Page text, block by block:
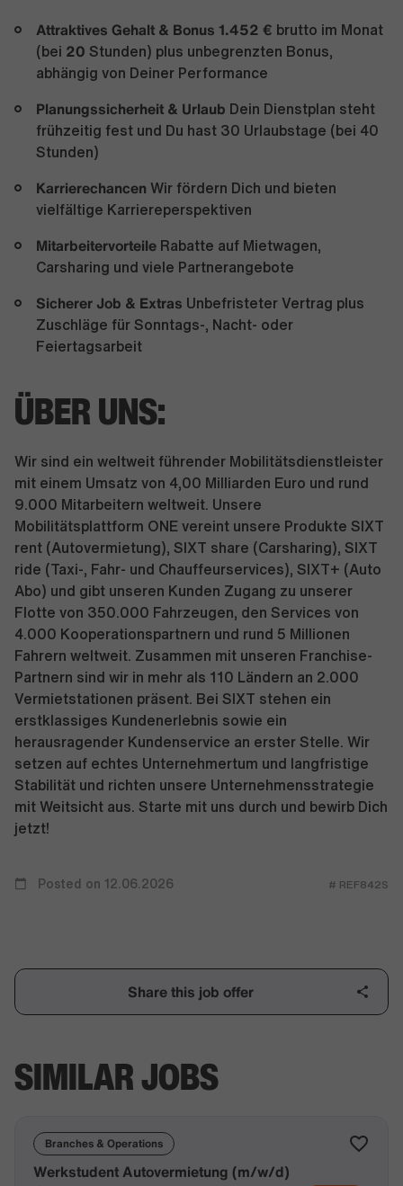
Attraktives Gehalt & Bonus 1.452 € brutto im Monat
(bei 20 Stunden) plus unbegrenzten Bonus,
abhängig von Deiner Performance
Planungssicherheit & Urlaub Dein Dienstplan steht
frühzeitig fest und Du hast 30 Urlaubstage (bei 40
Stunden)
Karrierechancen Wir fördern Dich und bieten
vielfältige Karriereperspektiven
Mitarbeitervorteile Rabatte auf Mietwagen,
Carsharing und viele Partnerangebote
Sicherer Job & Extras Unbefristeter Vertrag plus
Zuschläge für Sonntags-, Nacht- oder
Feiertagsarbeit
ÜBER UNS:
Wir sind ein weltweit führender Mobilitätsdienstleister
mit einem Umsatz von 4,00 Milliarden Euro und rund
9.000 Mitarbeitern weltweit. Unsere
Mobilitätsplattform ONE vereint unsere Produkte SIXT
rent (Autovermietung), SIXT share (Carsharing), SIXT
ride (Taxi-, Fahr- und Chauffeurservices), SIXT+ (Auto
Abo) und gibt unseren Kunden Zugang zu unserer
Flotte von 350.000 Fahrzeugen, den Services von
4.000 Kooperationspartnern und rund 5 Millionen
Fahrern weltweit. Zusammen mit unseren Franchise-
Partnern sind wir in mehr als 110 Ländern an 2.000
Vermietstationen präsent. Bei SIXT stehen ein
erstklassiges Kundenerlebnis sowie ein
herausragender Kundenservice an erster Stelle. Wir
setzen auf echtes Unternehmertum und langfristige
Stabilität und richten unsere Unternehmensstrategie
mit Weitsicht aus. Starte mit uns durch und bewirb Dich
jetzt!
Posted on 12.06.2026 # REF842S
Share this job offer
SIMILAR JOBS
Branches & Operations
Werkstudent Autovermietung (m/w/d)